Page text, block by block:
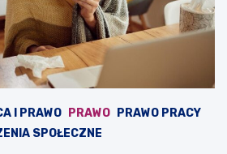
I PRAWO PRAWO
PRAWO PRACY
SPOŁECZNE